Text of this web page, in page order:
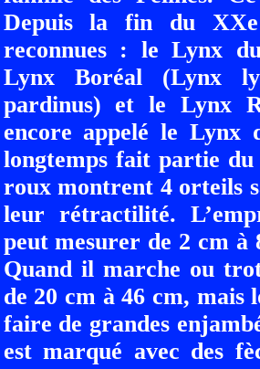
Depuis la fin du XXe
reconnues : le Lynx
Lynx Boréal (Lynx
pardinus) et le Lynx
encore appelé le Lynx
longtemps fait partie
roux montrent 4 orteils
leur rétractilité.
peut mesurer de 2 cm à
Quand il marche ou
de 20 cm à 46 cm,
faire de grandes
est marqué avec des